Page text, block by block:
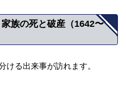
族の死と破産（1642〜
ける出来事が訪れます。